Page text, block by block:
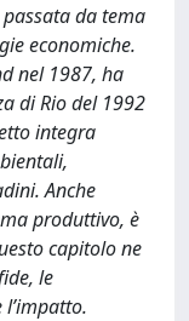
da tema
economiche.
nel 1987, ha
di Rio del 1992
integra
Anche
produttivo, è
capitolo ne
le